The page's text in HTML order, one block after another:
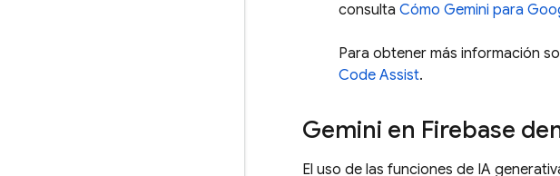
consulta Cómo Gemini para
Para obtener más información
Code Assist.
Gemini en Firebase
El uso de las funciones de IA